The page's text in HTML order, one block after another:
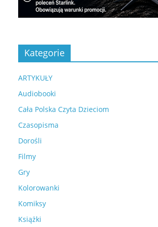
Kategorie
ARTYKUŁY
Audiobooki
Cała Polska Czyta Dzieciom
Czasopisma
Dorośli
Filmy
Gry
Kolorowanki
Komiksy
Książki